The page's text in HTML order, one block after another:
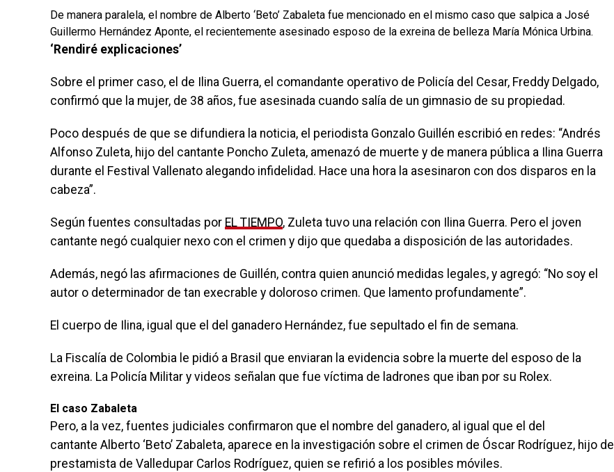
De manera paralela, el nombre de Alberto ‘Beto’ Zabaleta fue mencionado en el mismo caso que salpica a José
Guillermo Hernández Aponte, el recientemente asesinado esposo de la exreina de belleza María Mónica Urbina.
‘Rendiré explicaciones’
Sobre el primer caso, el de Ilina Guerra, el comandante operativo de Policía del Cesar, Freddy Delgado,
confirmó que la mujer, de 38 años, fue asesinada cuando salía de un gimnasio de su propiedad.
Poco después de que se difundiera la noticia, el periodista Gonzalo Guillén escribió en redes: “Andrés
Alfonso Zuleta, hijo del cantante Poncho Zuleta, amenazó de muerte y de manera pública a Ilina Guerra
durante el Festival Vallenato alegando infidelidad. Hace una hora la asesinaron con dos disparos en la
cabeza”.
Según fuentes consultadas por EL TIEMPO, Zuleta tuvo una relación con Ilina Guerra. Pero el joven
cantante negó cualquier nexo con el crimen y dijo que quedaba a disposición de las autoridades.
Además, negó las afirmaciones de Guillén, contra quien anunció medidas legales, y agregó: “No soy el
autor o determinador de tan execrable y doloroso crimen. Que lamento profundamente”.
El cuerpo de Ilina, igual que el del ganadero Hernández, fue sepultado el fin de semana.
La Fiscalía de Colombia le pidió a Brasil que enviaran la evidencia sobre la muerte del esposo de la
exreina. La Policía Militar y videos señalan que fue víctima de ladrones que iban por su Rolex.
El caso Zabaleta
Pero, a la vez, fuentes judiciales confirmaron que el nombre del ganadero, al igual que el del
cantante Alberto ‘Beto’ Zabaleta, aparece en la investigación sobre el crimen de Óscar Rodríguez, hijo del
prestamista de Valledupar Carlos Rodríguez, quien se refirió a los posibles móviles.